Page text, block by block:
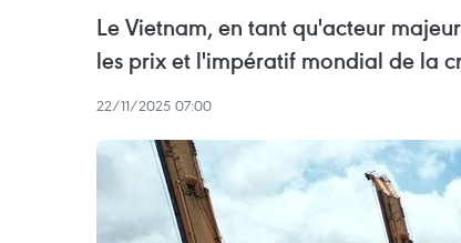
Le Vietnam, en tant qu'acteur
les prix et l'impératif mondial de la
22/11/2025 07:00